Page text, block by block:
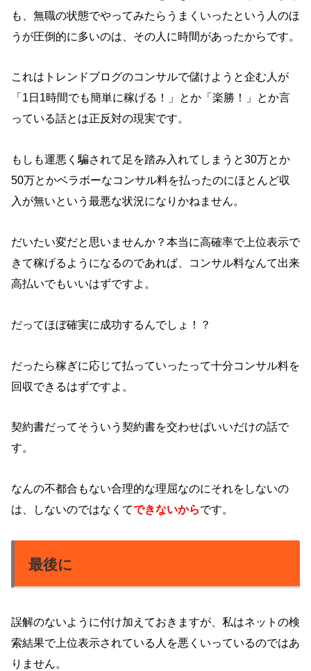
も、無職の状態でやってみたらうまくいったという人のほ
うが圧倒的に多いのは、その人に時間があったからです。
これはトレンドブログのコンサルで儲けようと企む人が
「1日1時間でも簡単に稼げる！」とか「楽勝！」とか言
っている話とは正反対の現実です。
もしも運悪く騙されて足を踏み入れてしまうと30万とか
50万とかベラボーなコンサル料を払ったのにほとんど収
入が無いという最悪な状況になりかねません。
だいたい変だと思いませんか？本当に高確率で上位表示で
きて稼げるようになるのであれば、コンサル料なんて出来
高払いでもいいはずですよ。
だってほぼ確実に成功するんでしょ！？
だったら稼ぎに応じて払っていったって十分コンサル料を
回収できるはずですよ。
契約書だってそういう契約書を交わせばいいだけの話で
す。
なんの不都合もない合理的な理屈なのにそれをしないの
は、しないのではなくてできないからです。
最後に
誤解のないように付け加えておきますが、私はネットの検
索結果で上位表示されている人を悪くいっているのではあ
りません。